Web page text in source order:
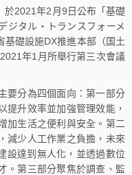
2021年2月9日公布「基礎
ジタル・トランスフォーメ
基礎設施DX推進本部（国土
年1月所舉行第三次會議
分為四個面向：第一部分
提升效率並加強管理效能，
加生活之便利與安全。第二
減少人工作業之負擔，未來
設達到無人化，並透過數位
。第三部分聚焦於調查、監